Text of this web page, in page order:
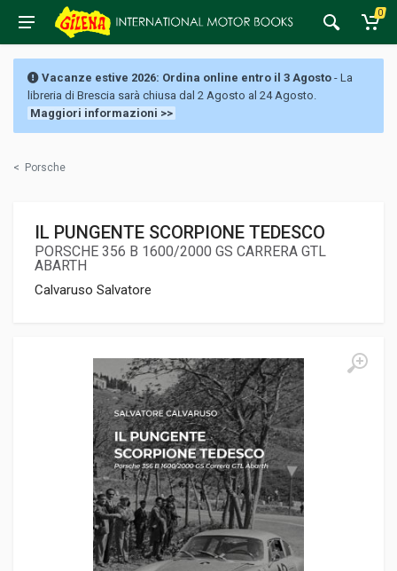
0
Vacanze estive 2026: Ordina online entro il 3 Agosto - La
libreria di Brescia sarà chiusa dal 2 Agosto al 24 Agosto.
Maggiori informazioni >>
< Porsche
IL PUNGENTE SCORPIONE TEDESCO
PORSCHE 356 B 1600/2000 GS CARRERA GTL
ABARTH
Calvaruso Salvatore